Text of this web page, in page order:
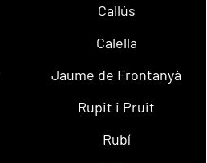
Callús
Calella
Jaume de Frontanyà
Rupit i Pruit
Rubí